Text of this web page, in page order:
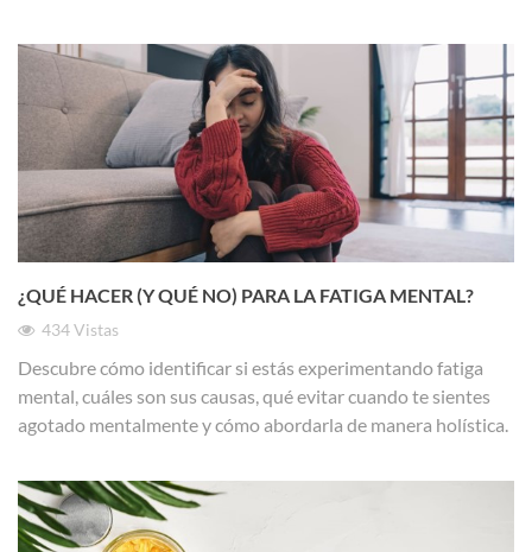
¿QUÉ HACER (Y QUÉ NO) PARA LA FATIGA MENTAL?
434Vistas
Descubre cómo identificar si estás experimentando fatiga
mental, cuáles son sus causas, qué evitar cuando te sientes
agotado mentalmente y cómo abordarla de manera holística.